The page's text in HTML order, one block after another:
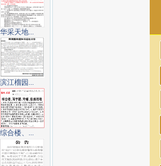
华采天地...
滨江榴园...
综合楼、...